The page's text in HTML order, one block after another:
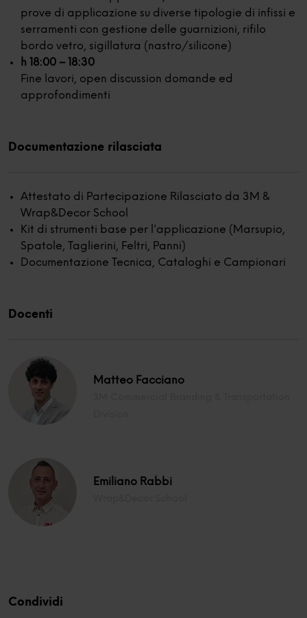
prove di applicazione su diverse tipologie di infissi e
serramenti con gestione delle guarnizioni, rifilo
bordo vetro, sigillatura (nastro/silicone)
h 18:00 – 18:30
Fine lavori, open discussion domande ed
approfondimenti
Documentazione rilasciata
Attestato di Partecipazione Rilasciato da 3M &
Wrap&Decor School
Kit di strumenti base per l'applicazione (Marsupio,
Spatole, Taglierini, Feltri, Panni)
Documentazione Tecnica, Cataloghi e Campionari
Docenti
Matteo Facciano
Emiliano Rabbi
Condividi